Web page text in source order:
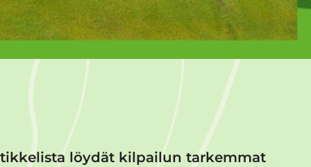
löydät kilpailun tarkemmat